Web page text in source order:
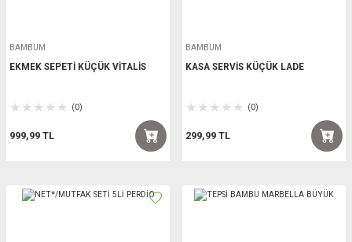
BAMBUM
EKMEK SEPETİ KÜÇÜK VİTALİS
(0)
999,99 TL
BAMBUM
KASA SERVİS KÜÇÜK LADE
(0)
299,99 TL